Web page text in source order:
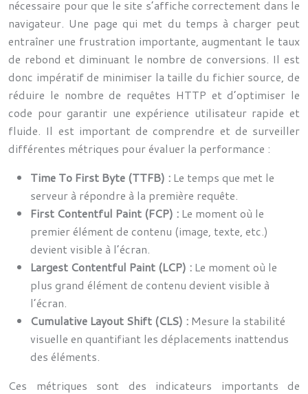
nécessaire pour que le site s’affiche correctement dans le
navigateur. Une page qui met du temps à charger peut
entraîner une frustration importante, augmentant le taux
de rebond et diminuant le nombre de conversions. Il est
donc impératif de minimiser la taille du fichier source, de
réduire le nombre de requêtes HTTP et d’optimiser le
code pour garantir une expérience utilisateur rapide et
fluide. Il est important de comprendre et de surveiller
différentes métriques pour évaluer la performance :
Time To First Byte (TTFB) : Le temps que met le
serveur à répondre à la première requête.
First Contentful Paint (FCP) : Le moment où le
premier élément de contenu (image, texte, etc.)
devient visible à l’écran.
Largest Contentful Paint (LCP) : Le moment où le
plus grand élément de contenu devient visible à
l’écran.
Cumulative Layout Shift (CLS) : Mesure la stabilité
visuelle en quantifiant les déplacements inattendus
des éléments.
Ces métriques sont des indicateurs importants de